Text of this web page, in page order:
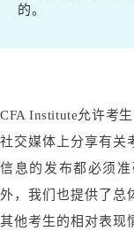
的。
CFA Institute允许考
社交媒体上分享有关
信息的发布都必须
外，我们也提供了总
其他考生的相对表现